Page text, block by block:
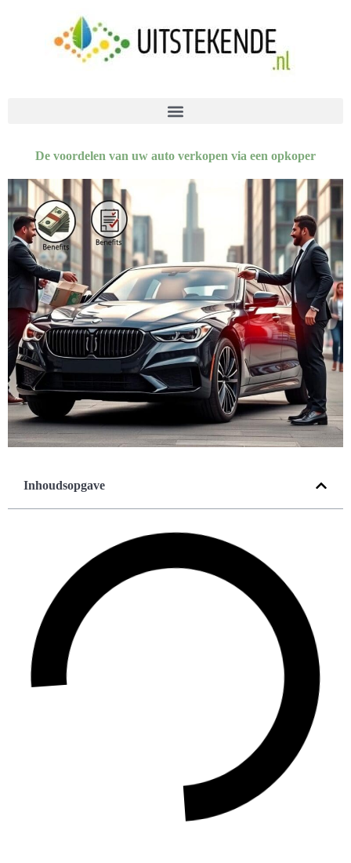
De voordelen van uw auto verkopen via een opkoper
Inhoudsopgave